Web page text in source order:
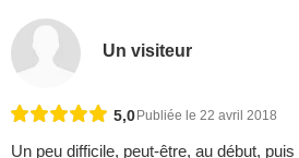
Un visiteur
5,0Publiée le 22 avril 2018
Un peu difficile, peut-être, au début,